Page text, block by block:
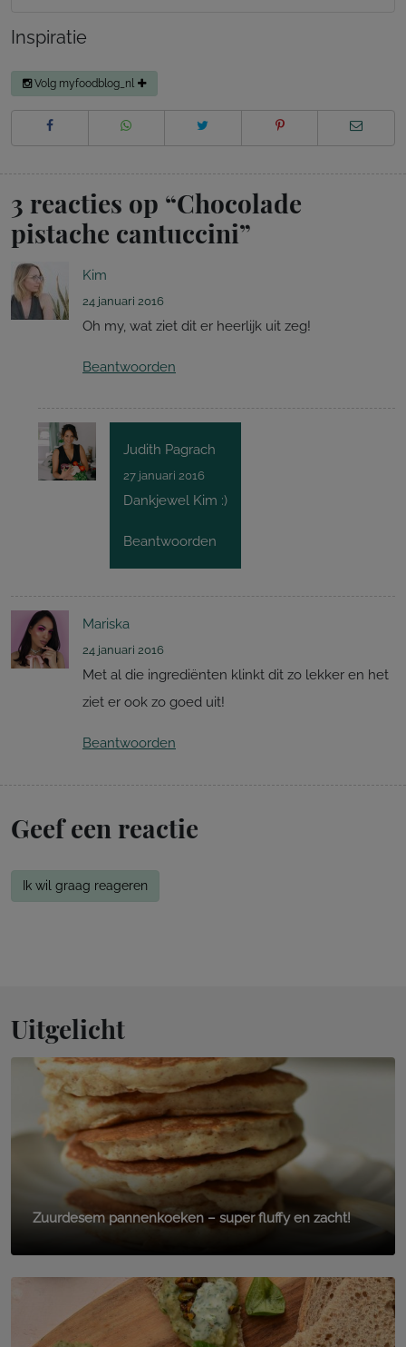
Inspiratie
Volg myfoodblog_nl
3 reacties op “Chocolade
pistache cantuccini”
Kim
24 januari 2016
Oh my, wat ziet dit er heerlijk uit zeg!
Beantwoorden
Judith Pagrach
27 januari 2016
Dankjewel Kim :)
Beantwoorden
Mariska
24 januari 2016
Met al die ingrediënten klinkt dit zo lekker en het
ziet er ook zo goed uit!
Beantwoorden
Geef een reactie
Ik wil graag reageren
Uitgelicht
Zuurdesem pannenkoeken – super fluffy en zacht!